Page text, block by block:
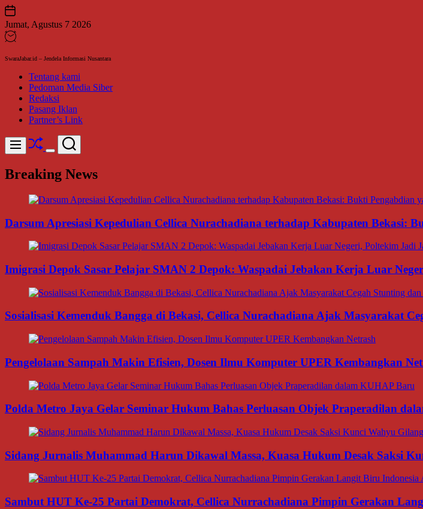
Skip
to
content
Jumat, Agustus 7 2026
SwaraJabar.id – Jendela Informasi Nusantara
Tentang kami
Pedoman Media Siber
Redaksi
Pasang Iklan
Partner’s Link
Menu Shuffle
Switch
mode
Search
Breaking News
Darsum Apresiasi Kepedulian Cellica Nurachadiana terhadap Kabupaten Bekasi:
Imigrasi Depok Sasar Pelajar SMAN 2 Depok: Waspadai Jebakan Kerja Luar
Sosialisasi Kemenduk Bangga di Bekasi, Cellica Nurachadiana Ajak Masyarakat
Pengelolaan Sampah Makin Efisien, Dosen Ilmu Komputer UPER Kembangkan
Polda Metro Jaya Gelar Seminar Hukum Bahas Perluasan Objek Praperadilan
Sidang Jurnalis Muhammad Harun Dikawal Massa, Kuasa Hukum Desak Saksi
Sambut HUT Ke-25 Partai Demokrat, Cellica Nurrachadiana Pimpin Gerakan